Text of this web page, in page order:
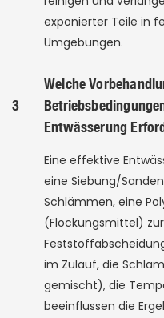
exponierter Teile in
Umgebungen.
3
Welche
Entwässerung
Eine effektive
eine Siebung/
Schlämmen, eine
(Flockungsmittel)
im Zulauf, die
gemischt), die
beeinflussen die